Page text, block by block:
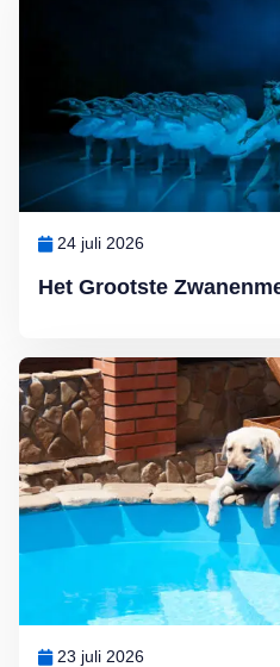
Het Grootste
24 juli 2026
23 juli 2026
Lees meer over De hondsdagen